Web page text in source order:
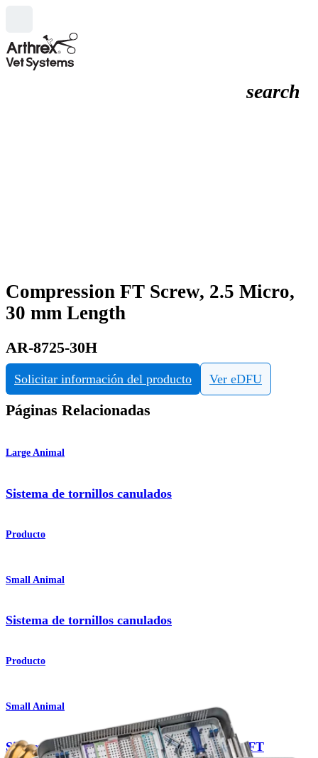
search
Compression FT Screw, 2.5 Micro,
30 mm Length
AR-8725-30H
Solicitar información del producto Ver eDFU
Páginas Relacionadas
Large Animal
Sistema de tornillos canulados
Producto
Small Animal
Sistema de tornillos canulados
Producto
Small Animal
Sistema de tornillos de titanio Compression FT